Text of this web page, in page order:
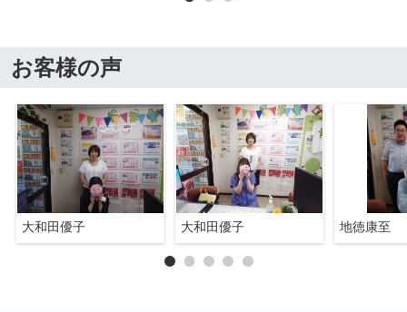
お客様の声
大和田優子 大和田優子 地徳康至